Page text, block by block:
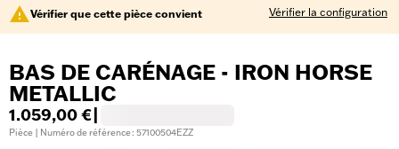
Vérifier que cette pièce convient Vérifier la configuration
BAS DE CARÉNAGE - IRON HORSE
METALLIC
1.059,00 €
Pièce | Numéro de référence : 57100504EZZ